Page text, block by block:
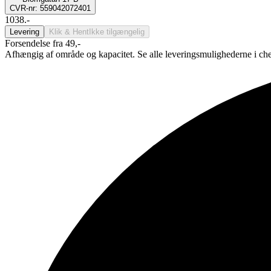
CVR-nr: 559042072401
1038.-
Levering Klik & Hent Ikke tilgængelig
Forsendelse fra 49,-
Afhængig af område og kapacitet. Se alle leveringsmulighederne i